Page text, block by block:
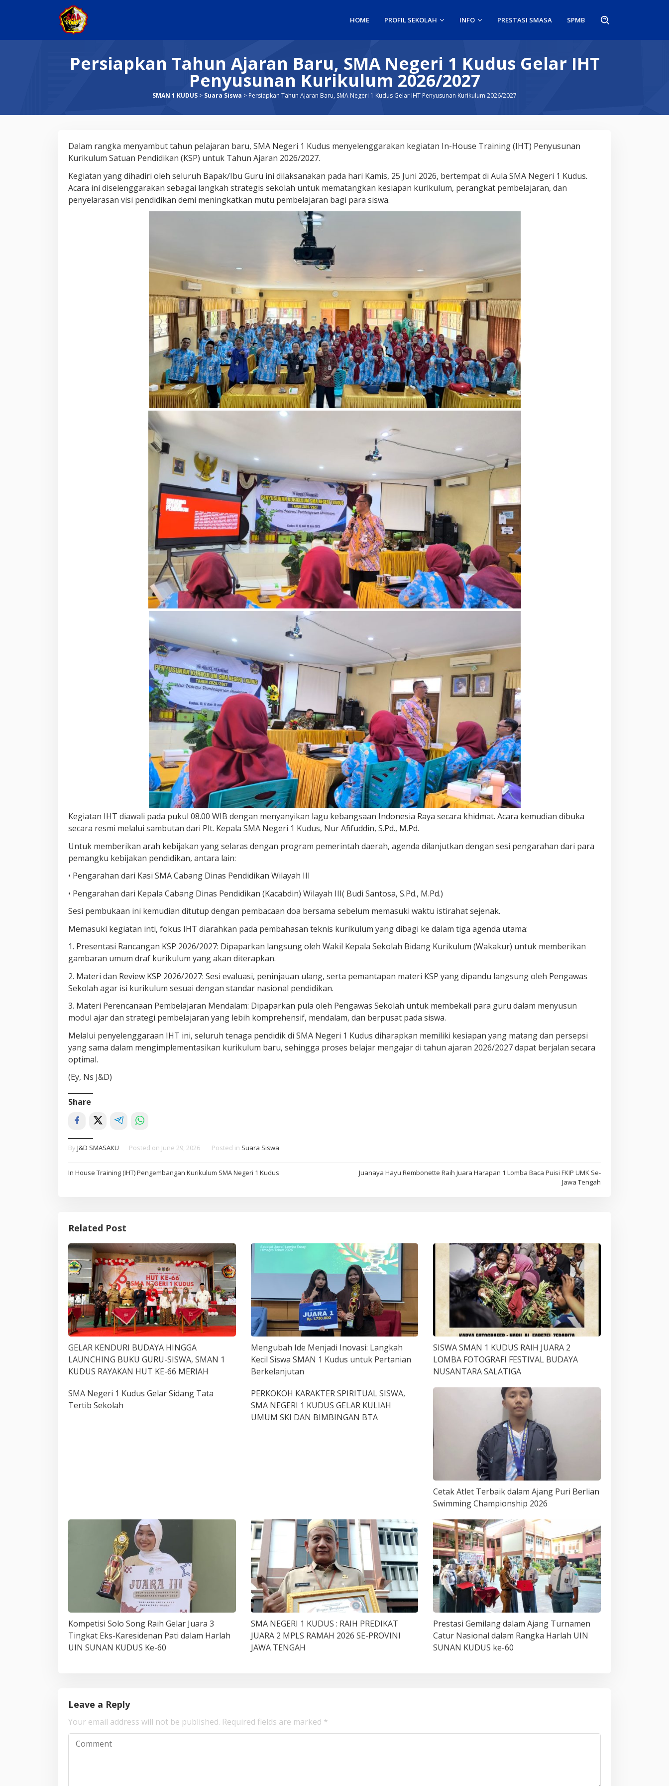
HOME PROFIL SEKOLAH INFO PRESTASI SMASA SPMB
Persiapkan Tahun Ajaran Baru, SMA Negeri 1 Kudus Gelar IHT
Penyusunan Kurikulum 2026/2027
SMAN 1 KUDUS > Suara Siswa > Persiapkan Tahun Ajaran Baru, SMA Negeri 1 Kudus Gelar IHT Penyusunan Kurikulum 2026/2027
Persiapkan
Tahun
Baru,
SMA
Negeri
Dalam rangka menyambut tahun pelajaran baru, SMA Negeri 1 Kudus menyelenggarakan kegiatan In-House Training (IHT) Penyusunan
Kurikulum Satuan Pendidikan (KSP) untuk Tahun Ajaran 2026/2027.
Kegiatan yang dihadiri oleh seluruh Bapak/Ibu Guru ini dilaksanakan pada hari Kamis, 25 Juni 2026, bertempat di Aula SMA Negeri 1 Kudus.
Acara ini diselenggarakan sebagai langkah strategis sekolah untuk mematangkan kesiapan kurikulum, perangkat pembelajaran, dan
penyelarasan visi pendidikan demi meningkatkan mutu pembelajaran bagi para siswa.
Kegiatan IHT diawali pada pukul 08.00 WIB dengan menyanyikan lagu kebangsaan Indonesia Raya secara khidmat. Acara kemudian dibuka
secara resmi melalui sambutan dari Plt. Kepala SMA Negeri 1 Kudus, Nur Afifuddin, S.Pd., M.Pd.
Untuk memberikan arah kebijakan yang selaras dengan program pemerintah daerah, agenda dilanjutkan dengan sesi pengarahan dari para
pemangku kebijakan pendidikan, antara lain:
• Pengarahan dari Kasi SMA Cabang Dinas Pendidikan Wilayah III
• Pengarahan dari Kepala Cabang Dinas Pendidikan (Kacabdin) Wilayah III( Budi Santosa, S.Pd., M.Pd.)
Sesi pembukaan ini kemudian ditutup dengan pembacaan doa bersama sebelum memasuki waktu istirahat sejenak.
Memasuki kegiatan inti, fokus IHT diarahkan pada pembahasan teknis kurikulum yang dibagi ke dalam tiga agenda utama:
1. Presentasi Rancangan KSP 2026/2027: Dipaparkan langsung oleh Wakil Kepala Sekolah Bidang Kurikulum (Wakakur) untuk memberikan
gambaran umum draf kurikulum yang akan diterapkan.
2. Materi dan Review KSP 2026/2027: Sesi evaluasi, peninjauan ulang, serta pemantapan materi KSP yang dipandu langsung oleh Pengawas
Sekolah agar isi kurikulum sesuai dengan standar nasional pendidikan.
3. Materi Perencanaan Pembelajaran Mendalam: Dipaparkan pula oleh Pengawas Sekolah untuk membekali para guru dalam menyusun
modul ajar dan strategi pembelajaran yang lebih komprehensif, mendalam, dan berpusat pada siswa.
Melalui penyelenggaraan IHT ini, seluruh tenaga pendidik di SMA Negeri 1 Kudus diharapkan memiliki kesiapan yang matang dan persepsi
yang sama dalam mengimplementasikan kurikulum baru, sehingga proses belajar mengajar di tahun ajaran 2026/2027 dapat berjalan secara
optimal.
(Ey, Ns J&D)
Share
By J&D SMASAKU Posted on June 29, 2026 Posted in Suara Siswa
Post
In House Training (IHT) Pengembangan Kurikulum SMA Negeri 1 Kudus
Juanaya Hayu Rembonette Raih Juara Harapan 1 Lomba Baca Puisi FKIP UMK Se-
Jawa Tengah
Related Post
GELAR KENDURI BUDAYA HINGGA
LAUNCHING BUKU GURU-SISWA, SMAN 1
KUDUS RAYAKAN HUT KE-66 MERIAH
Mengubah Ide Menjadi Inovasi: Langkah
Kecil Siswa SMAN 1 Kudus untuk Pertanian
Berkelanjutan
SISWA SMAN 1 KUDUS RAIH JUARA 2
LOMBA FOTOGRAFI FESTIVAL BUDAYA
NUSANTARA SALATIGA
SMA Negeri 1 Kudus Gelar Sidang Tata
Tertib Sekolah
PERKOKOH KARAKTER SPIRITUAL SISWA,
SMA NEGERI 1 KUDUS GELAR KULIAH
UMUM SKI DAN BIMBINGAN BTA
Cetak Atlet Terbaik dalam Ajang Puri Berlian
Swimming Championship 2026
Kompetisi Solo Song Raih Gelar Juara 3
Tingkat Eks-Karesidenan Pati dalam Harlah
UIN SUNAN KUDUS Ke-60
SMA NEGERI 1 KUDUS : RAIH PREDIKAT
JUARA 2 MPLS RAMAH 2026 SE-PROVINI
JAWA TENGAH
Prestasi Gemilang dalam Ajang Turnamen
Catur Nasional dalam Rangka Harlah UIN
SUNAN KUDUS ke-60
Leave a Reply
Your email address will not be published. Required fields are marked *